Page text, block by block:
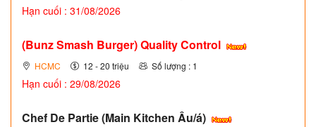
Hạn cuối : 31/08/2026
(Bunz Smash Burger) Quality Control
HCMC 12 - 20 triệu Số lượng : 1
Hạn cuối : 29/08/2026
Chef De Partie (Main Kitchen Âu/á)